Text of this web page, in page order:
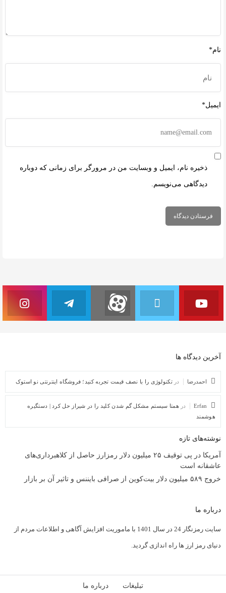
نام*
ایمیل*
ذخیره نام، ایمیل و وبسایت من در مرورگر برای زمانی که دوباره
دیدگاهی می‌نویسم.
آخرین دیدگاه ها
احمدرضا در تکنولوژی را با نصف قیمت تجربه کنید؛ فروشگاه اینترنتی نو استوک
Erfan در همتا سیستم مشکل گم شدن کلید را در شیراز حل کرد | دستگیره
هوشمند
نوشته‌های تازه
آمریکا در پی توقیف ۲۵ میلیون دلار رمزارز حاصل از کلاهبرداری‌های
عاشقانه است
خروج ۵۸۹ میلیون دلار بیت‌کوین از صرافی بایننس و تاثیر آن بر بازار
درباره ما
سایت رمزنگار 24 در سال 1401 با ماموریت افزایش آگاهی و اطلاعات مردم از
دنیای رمز ارز ها راه اندازی گردید.
تبلیغات درباره ما